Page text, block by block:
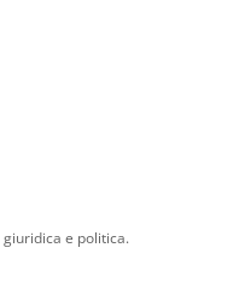
e politica.